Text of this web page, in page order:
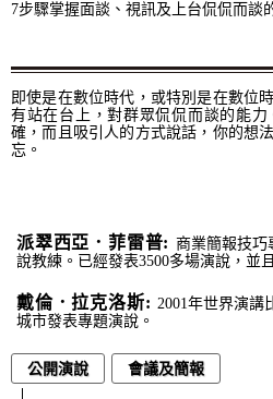
7步驟掌握面談、視訊及上台侃侃而談
即使是在數位時代，或特別是在數位
有站在台上，對群眾侃侃而談的能
確，而且吸引人的方式說話，你的想
忘。
派翠西亞．菲雷普: 商業簡報技巧
說教練。已經發表3500多場演說，並
戴倫．拉克洛斯: 2001年世界演講
城市發表專題演說。
公開演說 會議及簡報